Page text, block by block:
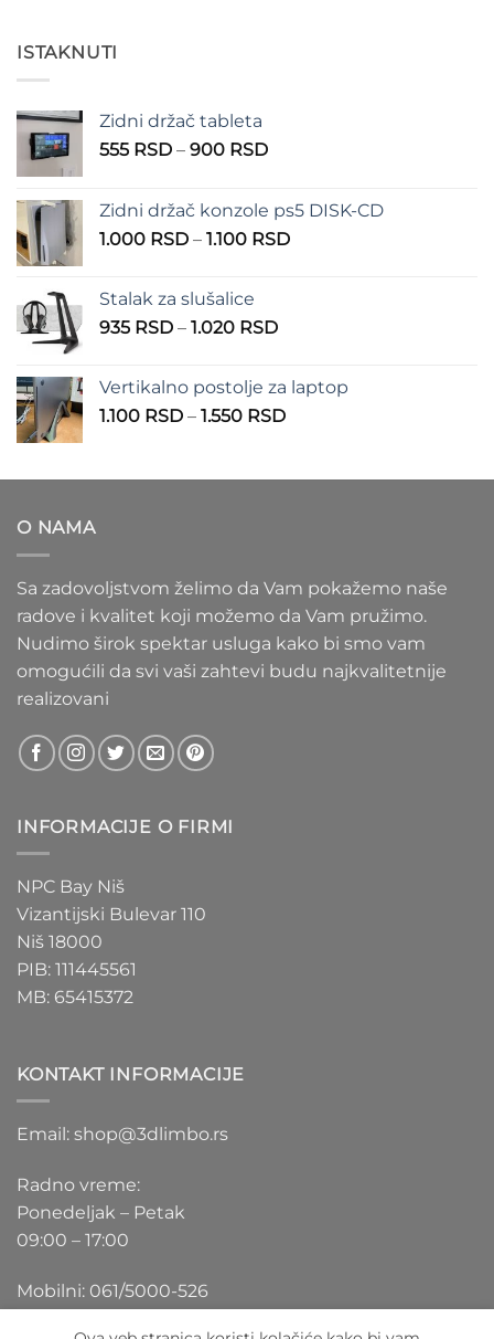
ISTAKNUTI
Zidni držač tableta
555 RSD – 900 RSDRaspon
555 RSD
do
Zidni držač konzole ps5 DISK-CD
1.000 RSD – 1.100 RSDRaspon
Stalak za slušalice
935 RSD – 1.020 RSDRaspon
935 RSD
do
Vertikalno postolje za laptop
1.100 RSD – 1.550 RSDRaspon
1.100 RSD
O NAMA
Sa zadovoljstvom želimo da Vam pokažemo naše
radove i kvalitet koji možemo da Vam pružimo.
Nudimo širok spektar usluga kako bi smo vam
omogućili da svi vaši zahtevi budu najkvalitetnije
realizovani
INFORMACIJE O FIRMI
NPC Bay Niš
Vizantijski Bulevar 110
Niš 18000
PIB: 111445561
MB: 65415372
KONTAKT INFORMACIJE
Email: shop@3dlimbo.rs
Radno vreme:
Ponedeljak – Petak
09:00 – 17:00
Mobilni: 061/5000-526